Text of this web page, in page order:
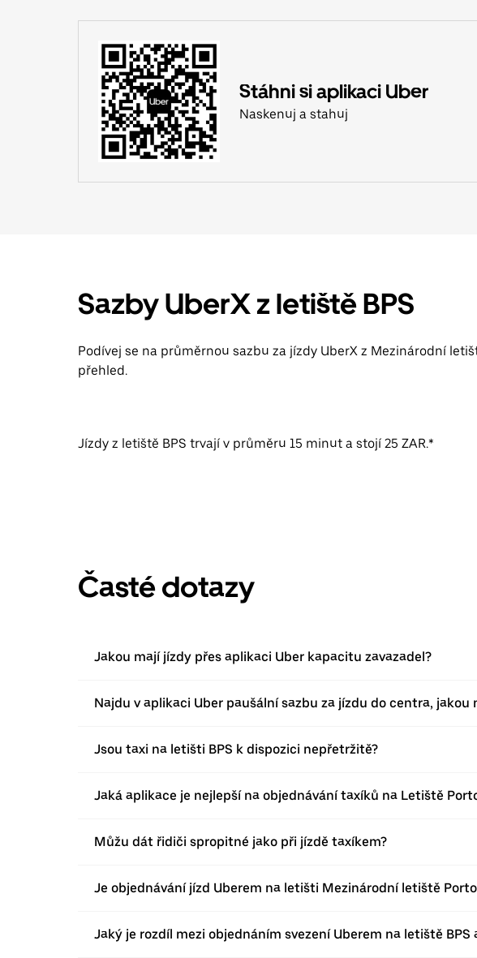
Stáhni si aplikaci Uber
Naskenuj a stahuj
Sazby UberX z letiště BPS
Podívej se na průměrnou sazbu za jízdy UberX z Mezinárodní
přehled.
Jízdy z letiště BPS trvají v průměru 15 minut a stojí 25 ZAR.*
Časté dotazy
Jakou mají jízdy přes aplikaci Uber kapacitu zavazadel?
Najdu v aplikaci Uber paušální sazbu za jízdu do centra,
Jsou taxi na letišti BPS k dispozici nepřetržitě?
Jaká aplikace je nejlepší na objednávání taxíků na Letiště
Můžu dát řidiči spropitné jako při jízdě taxíkem?
Je objednávání jízd Uberem na letišti Mezinárodní letiště
Jaký je rozdíl mezi objednáním svezení Uberem na letiště BPS